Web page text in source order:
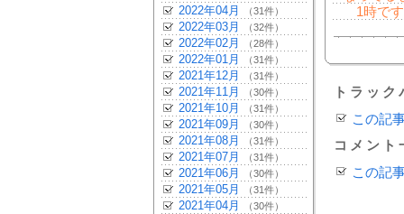
2022年04月 （31件）
2022年03月 （32件）
2022年02月 （28件）
2022年01月 （31件）
2021年12月 （31件）
2021年11月 （30件）
2021年10月 （31件）
2021年09月 （30件）
2021年08月 （31件）
2021年07月 （31件）
2021年06月 （30件）
2021年05月 （31件）
2021年04月 （30件）
1時です
トラッ
この記
コメント
この記